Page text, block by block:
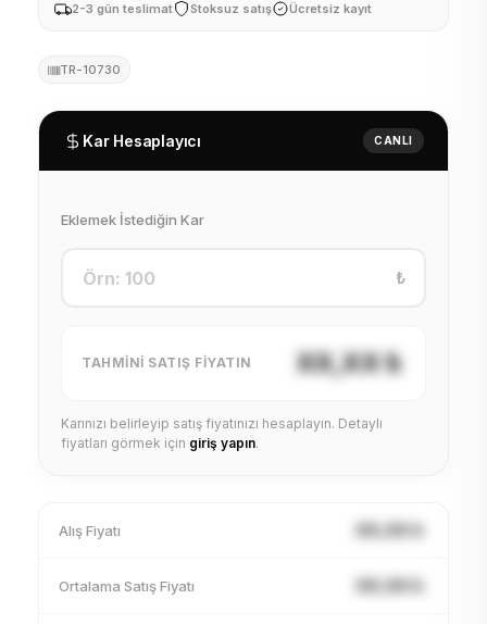
2-3 gün teslimat Stoksuz satış Ücretsiz kayıt
TR-10730
Kar Hesaplayıcı CANLI
Eklemek İstediğin Kar
₺
TAHMINI SATIŞ FIYATIN XX,XX ₺
Karınızı belirleyip satış fiyatınızı hesaplayın. Detaylı
fiyatları görmek için giriş yapın.
Alış Fiyatı XX,XX ₺
Ortalama Satış Fiyatı XX,XX ₺